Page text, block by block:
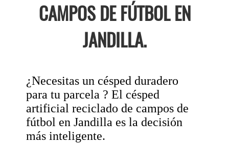
CAMPOS DE FÚTBOL EN
JANDILLA.
¿Necesitas un césped duradero
para tu parcela ? El césped
artificial reciclado de campos de
fútbol en Jandilla es la decisión
más inteligente.